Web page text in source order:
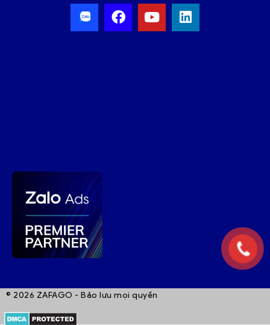
© 2026 ZAFAGO - Bảo lưu mọi quyền